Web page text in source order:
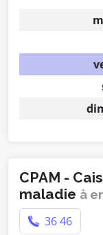
CPAM -
maladie à
36 46